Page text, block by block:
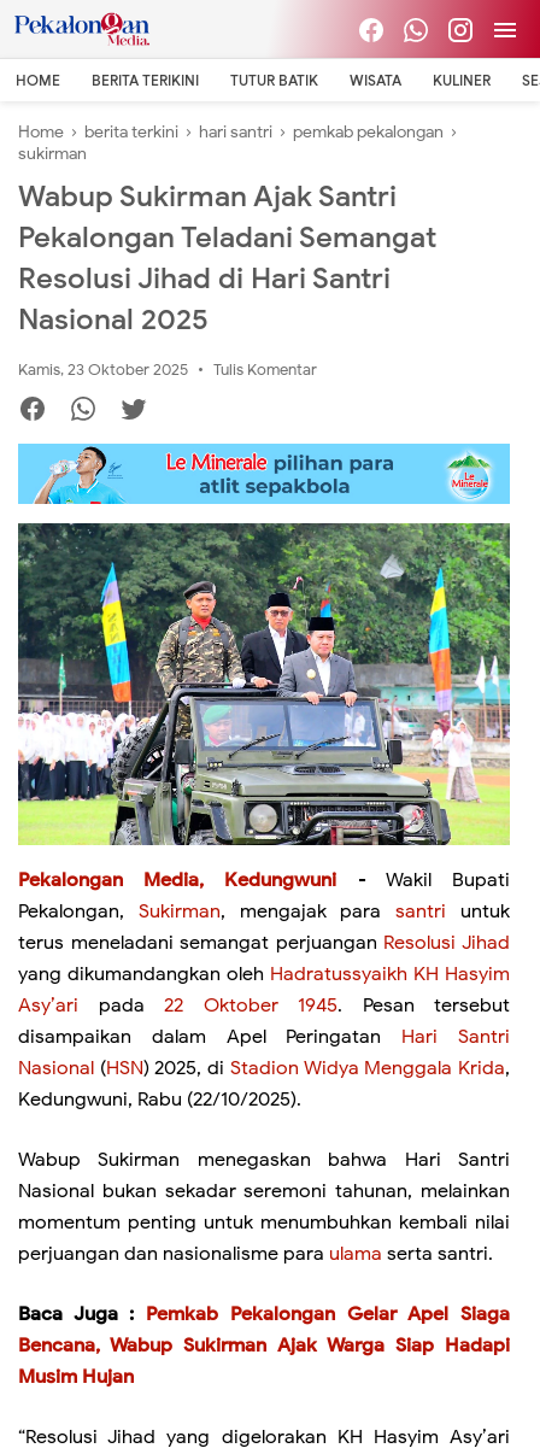
HOME BERITA TERIKINI TUTUR BATIK WISATA KULINER
Home › berita terkini › hari santri › pemkab pekalongan ›
sukirman
Wabup Sukirman Ajak Santri
Pekalongan Teladani Semangat
Resolusi Jihad di Hari Santri
Nasional 2025
Kamis, 23 Oktober 2025 Tulis Komentar
Pekalongan Media, Kedungwuni - Wakil Bupati
Pekalongan, Sukirman, mengajak parasantri untuk
terus meneladani semangat perjuangan Resolusi Jihad
yang dikumandangkan oleh Hadratussyaikh KH Hasyim
Asy’ari pada 22 Oktober 1945. Pesan tersebut
disampaikan dalam Apel Peringatan Hari Santri
Nasional (HSN) 2025, di Stadion Widya Menggala Krida,
Kedungwuni, Rabu (22/10/2025).
Wabup Sukirman menegaskan bahwa Hari Santri
Nasional bukan sekadar seremoni tahunan, melainkan
momentum penting untuk menumbuhkan kembali nilai
perjuangan dan nasionalisme para ulama serta santri.
Baca Juga : Pemkab Pekalongan Gelar Apel Siaga
Bencana, Wabup Sukirman Ajak Warga Siap Hadapi
Musim Hujan
“Resolusi Jihad yang digelorakan KH Hasyim Asy’ari